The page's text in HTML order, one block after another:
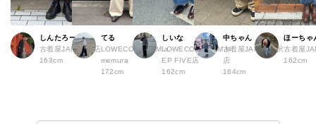
しんたろー
古着屋JAM 仙台店
163cm
てる
LOWECO by JAM a
memura
172cm
しいな
LOWECO by JAM H
EP FIVE店
162cm
中ちゃん
古着屋JAM 下北沢
店
164cm
ほーちゃ
古着屋
162cm